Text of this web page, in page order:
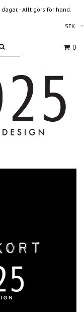
dagar. - Allt görs för hand.
SEK
0